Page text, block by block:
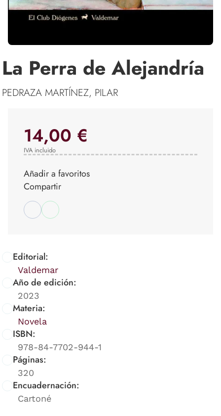
La Perra de Alejandría
PEDRAZA MARTÍNEZ, PILAR
Editorial:
Valdemar
Año de edición:
2023
Materia:
Novela
ISBN:
978-84-7702-944-1
Páginas:
320
Encuadernación:
Cartoné
14,00 €
IVA incluido
Añadir a favoritos
Compartir